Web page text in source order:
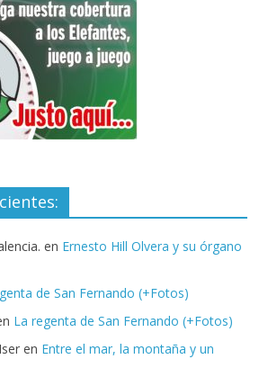
en Ernesto Hill Olvera y su órgano
de San Fernando (+Fotos)
La regenta de San Fernando (+Fotos)
en Entre el mar, la montaña y un